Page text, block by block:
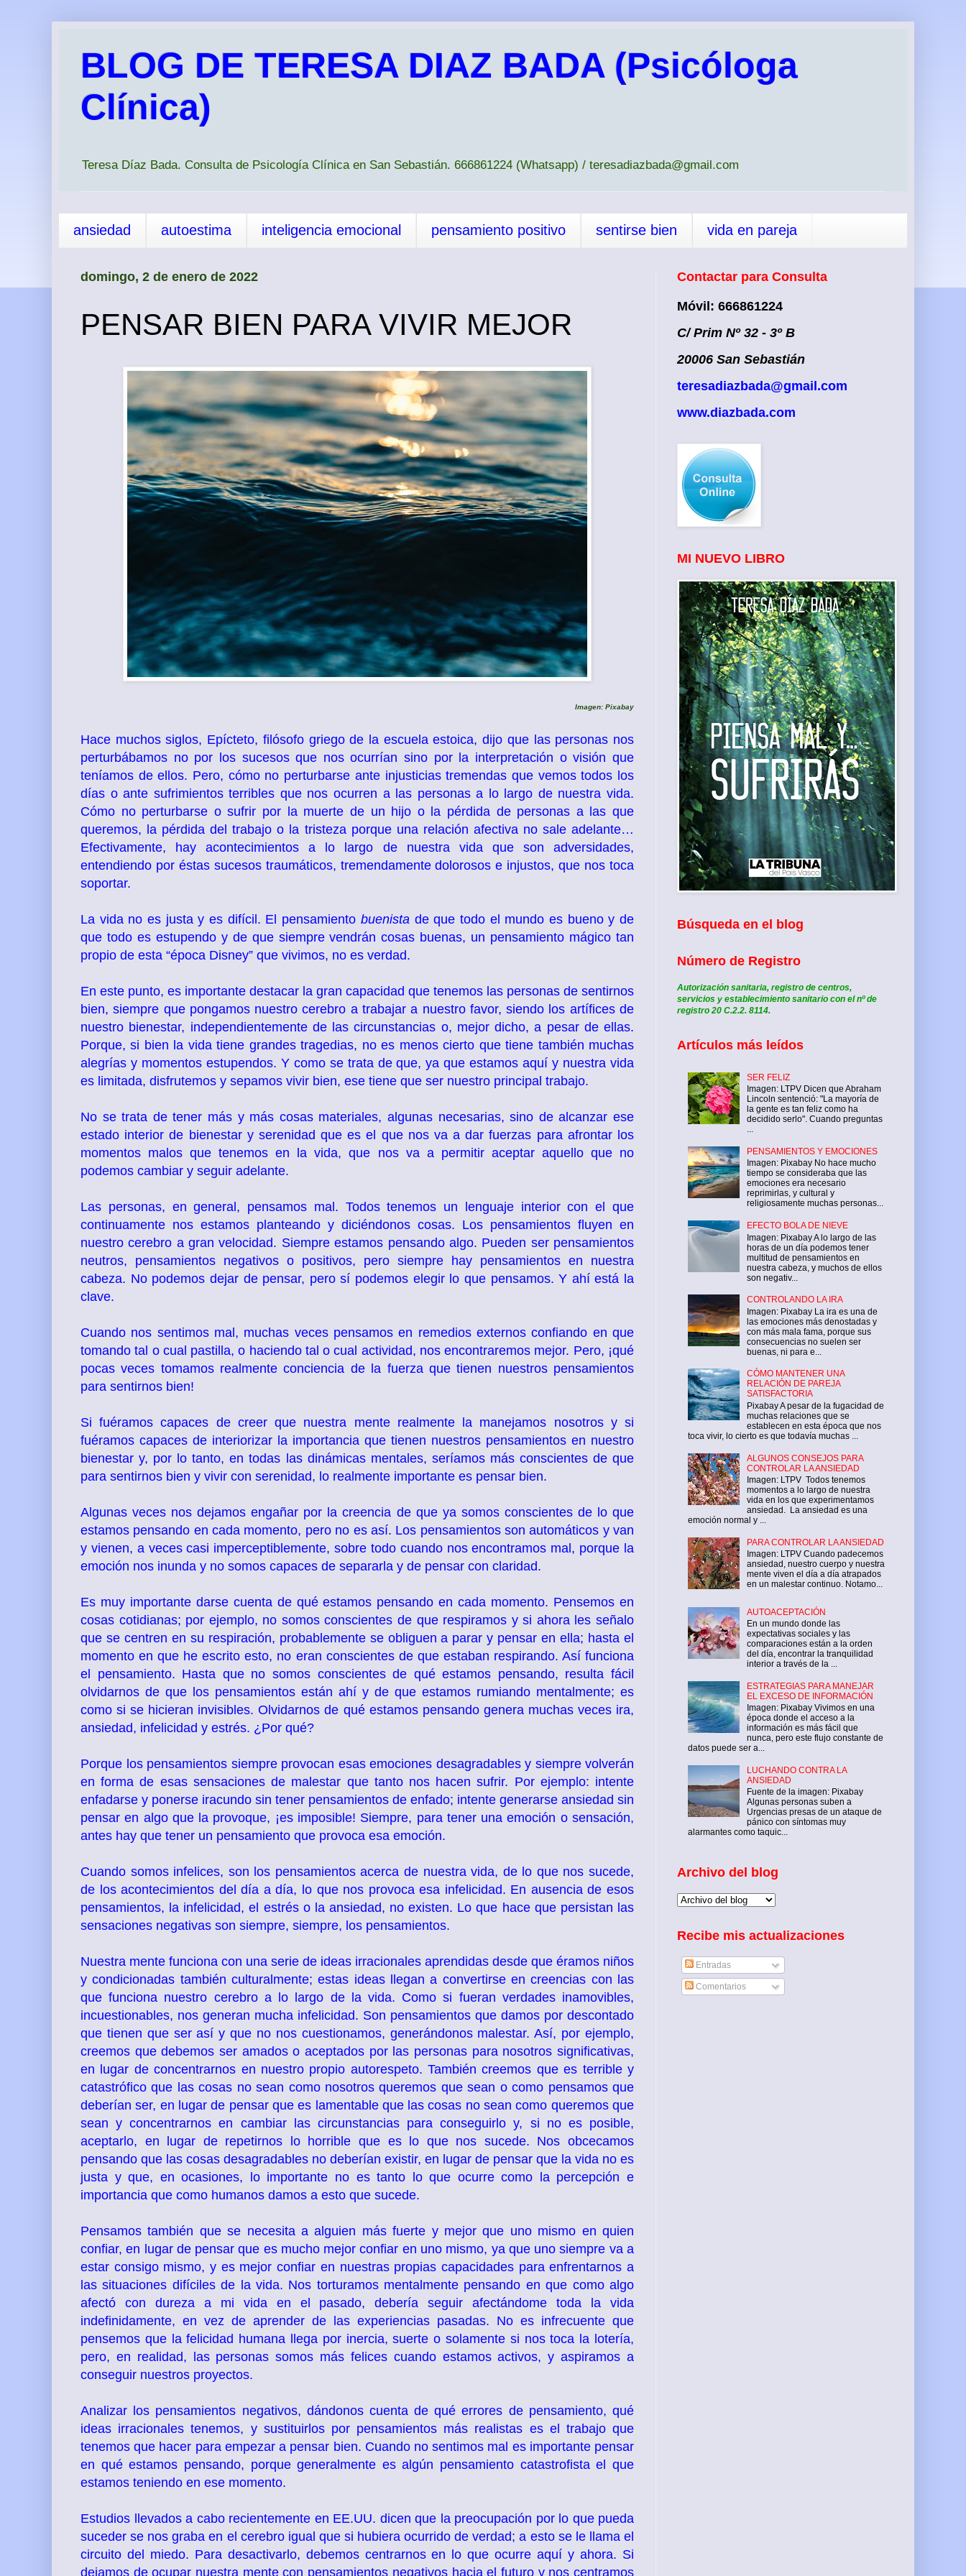
BLOG DE TERESA DIAZ BADA (Psicóloga
Clínica)
Teresa Díaz Bada. Consulta de Psicología Clínica en San Sebastián. 666861224 (Whatsapp) / teresadiazbada@gmail.com
ansiedad autoestima inteligencia emocional pensamiento positivo sentirse bien vida en pareja
domingo, 2 de enero de 2022
PENSAR BIEN PARA VIVIR MEJOR
Imagen: Pixabay
Hace muchos siglos, Epícteto, filósofo griego de la escuela estoica, dijo que las personas nos
perturbábamos no por los sucesos que nos ocurrían sino por la interpretación o visión que
teníamos de ellos. Pero, cómo no perturbarse ante injusticias tremendas que vemos todos los
días o ante sufrimientos terribles que nos ocurren a las personas a lo largo de nuestra vida.
Cómo no perturbarse o sufrir por la muerte de un hijo o la pérdida de personas a las que
queremos, la pérdida del trabajo o la tristeza porque una relación afectiva no sale adelante…
Efectivamente, hay acontecimientos a lo largo de nuestra vida que son adversidades,
entendiendo por éstas sucesos traumáticos, tremendamente dolorosos e injustos, que nos toca
soportar.
La vida no es justa y es difícil. El pensamiento buenistade que todo el mundo es bueno y de
que todo es estupendo y de que siempre vendrán cosas buenas, un pensamiento mágico tan
propio de esta “época Disney” que vivimos, no es verdad.
En este punto, es importante destacar la gran capacidad que tenemos las personas de sentirnos
bien, siempre que pongamos nuestro cerebro a trabajar a nuestro favor, siendo los artífices de
nuestro bienestar, independientemente de las circunstancias o, mejor dicho, a pesar de ellas.
Porque, si bien la vida tiene grandes tragedias, no es menos cierto que tiene también muchas
alegrías y momentos estupendos. Y como se trata de que, ya que estamos aquí y nuestra vida
es limitada, disfrutemos y sepamos vivir bien, ese tiene que ser nuestro principal trabajo.
No se trata de tener más y más cosas materiales, algunas necesarias, sino de alcanzar ese
estado interior de bienestar y serenidad que es el que nos va a dar fuerzas para afrontar los
momentos malos que tenemos en la vida, que nos va a permitir aceptar aquello que no
podemos cambiar y seguir adelante.
Las personas, en general, pensamos mal. Todos tenemos un lenguaje interior con el que
continuamente nos estamos planteando y diciéndonos cosas. Los pensamientos fluyen en
nuestro cerebro a gran velocidad. Siempre estamos pensando algo. Pueden ser pensamientos
neutros, pensamientos negativos o positivos, pero siempre hay pensamientos en nuestra
cabeza. No podemos dejar de pensar, pero sí podemos elegir lo que pensamos. Y ahí está la
clave.
Cuando nos sentimos mal, muchas veces pensamos en remedios externos confiando en que
tomando tal o cual pastilla, o haciendo tal o cual actividad, nos encontraremos mejor. Pero, ¡qué
pocas veces tomamos realmente conciencia de la fuerza que tienen nuestros pensamientos
para sentirnos bien!
Si fuéramos capaces de creer que nuestra mente realmente la manejamos nosotros y si
fuéramos capaces de interiorizar la importancia que tienen nuestros pensamientos en nuestro
bienestar y, por lo tanto, en todas las dinámicas mentales, seríamos más conscientes de que
para sentirnos bien y vivir con serenidad, lo realmente importante es pensar bien.
Algunas veces nos dejamos engañar por la creencia de que ya somos conscientes de lo que
estamos pensando en cada momento, pero no es así. Los pensamientos son automáticos y van
y vienen, a veces casi imperceptiblemente, sobre todo cuando nos encontramos mal, porque la
emoción nos inunda y no somos capaces de separarla y de pensar con claridad.
Es muy importante darse cuenta de qué estamos pensando en cada momento. Pensemos en
cosas cotidianas; por ejemplo, no somos conscientes de que respiramos y si ahora les señalo
que se centren en su respiración, probablemente se obliguen a parar y pensar en ella; hasta el
momento en que he escrito esto, no eran conscientes de que estaban respirando. Así funciona
el pensamiento. Hasta que no somos conscientes de qué estamos pensando, resulta fácil
olvidarnos de que los pensamientos están ahí y de que estamos rumiando mentalmente; es
como si se hicieran invisibles. Olvidarnos de qué estamos pensando genera muchas veces ira,
ansiedad, infelicidad y estrés. ¿Por qué?
Porque los pensamientos siempre provocan esas emociones desagradables y siempre volverán
en forma de esas sensaciones de malestar que tanto nos hacen sufrir. Por ejemplo: intente
enfadarse y ponerse iracundo sin tener pensamientos de enfado; intente generarse ansiedad sin
pensar en algo que la provoque, ¡es imposible! Siempre, para tener una emoción o sensación,
antes hay que tener un pensamiento que provoca esa emoción.
Cuando somos infelices, son los pensamientos acerca de nuestra vida, de lo que nos sucede,
de los acontecimientos del día a día, lo que nos provoca esa infelicidad. En ausencia de esos
pensamientos, la infelicidad, el estrés o la ansiedad, no existen. Lo que hace que persistan las
sensaciones negativas son siempre, siempre, los pensamientos.
Nuestra mente funciona con una serie de ideas irracionales aprendidas desde que éramos niños
y condicionadas también culturalmente; estas ideas llegan a convertirse en creencias con las
que funciona nuestro cerebro a lo largo de la vida. Como si fueran verdades inamovibles,
incuestionables, nos generan mucha infelicidad. Son pensamientos que damos por descontado
que tienen que ser así y que no nos cuestionamos, generándonos malestar. Así, por ejemplo,
creemos que debemos ser amados o aceptados por las personas para nosotros significativas,
en lugar de concentrarnos en nuestro propio autorespeto. También creemos que es terrible y
catastrófico que las cosas no sean como nosotros queremos que sean o como pensamos que
deberían ser, en lugar de pensar que es lamentable que las cosas no sean como queremos que
sean y concentrarnos en cambiar las circunstancias para conseguirlo y, si no es posible,
aceptarlo, en lugar de repetirnos lo horrible que es lo que nos sucede. Nos obcecamos
pensando que las cosas desagradables no deberían existir, en lugar de pensar que la vida no es
justa y que, en ocasiones, lo importante no es tanto lo que ocurre como la percepción e
importancia que como humanos damos a esto que sucede.
Pensamos también que se necesita a alguien más fuerte y mejor que uno mismo en quien
confiar, en lugar de pensar que es mucho mejor confiar en uno mismo, ya que uno siempre va a
estar consigo mismo, y es mejor confiar en nuestras propias capacidades para enfrentarnos a
las situaciones difíciles de la vida. Nos torturamos mentalmente pensando en que como algo
afectó con dureza a mi vida en el pasado, debería seguir afectándome toda la vida
indefinidamente, en vez de aprender de las experiencias pasadas. No es infrecuente que
pensemos que la felicidad humana llega por inercia, suerte o solamente si nos toca la lotería,
pero, en realidad, las personas somos más felices cuando estamos activos, y aspiramos a
conseguir nuestros proyectos.
Analizar los pensamientos negativos, dándonos cuenta de qué errores de pensamiento, qué
ideas irracionales tenemos, y sustituirlos por pensamientos más realistas es el trabajo que
tenemos que hacer para empezar a pensar bien. Cuando no sentimos mal es importante pensar
en qué estamos pensando, porque generalmente es algún pensamiento catastrofista el que
estamos teniendo en ese momento.
Estudios llevados a cabo recientemente en EE.UU. dicen que la preocupación por lo que pueda
suceder se nos graba en el cerebro igual que si hubiera ocurrido de verdad; a esto se le llama el
circuito del miedo. Para desactivarlo, debemos centrarnos en lo que ocurre aquí y ahora. Si
dejamos de ocupar nuestra mente con pensamientos negativos hacia el futuro y nos centramos
Contactar para Consulta
Móvil: 666861224
C/ Prim Nº 32 - 3º B
20006 San Sebastián
teresadiazbada@gmail.com
www.diazbada.com
MI NUEVO LIBRO
Búsqueda en el blog
Número de Registro
Autorización sanitaria, registro de centros,
servicios y establecimiento sanitario con el nº de
registro 20 C.2.2. 8114.
Artículos más leídos
SER FELIZ
Imagen: LTPV Dicen que Abraham
Lincoln sentenció: "La mayoría de
la gente es tan feliz como ha
decidido serlo". Cuando preguntas
...
PENSAMIENTOS Y EMOCIONES
Imagen: Pixabay No hace mucho
tiempo se consideraba que las
emociones era necesario
reprimirlas, y cultural y
religiosamente muchas personas...
EFECTO BOLA DE NIEVE
Imagen: Pixabay A lo largo de las
horas de un día podemos tener
multitud de pensamientos en
nuestra cabeza, y muchos de ellos
son negativ...
CONTROLANDO LA IRA
Imagen: Pixabay La ira es una de
las emociones más denostadas y
con más mala fama, porque sus
consecuencias no suelen ser
buenas, ni para e...
CÓMO MANTENER UNA
RELACIÓN DE PAREJA
SATISFACTORIA
Pixabay A pesar de la fugacidad de
muchas relaciones que se
establecen en esta época que nos
toca vivir, lo cierto es que todavía muchas ...
ALGUNOS CONSEJOS PARA
CONTROLAR LA ANSIEDAD
Imagen: LTPV Todos tenemos
momentos a lo largo de nuestra
vida en los que experimentamos
ansiedad. La ansiedad es una
emoción normal y ...
PARA CONTROLAR LA ANSIEDAD
Imagen: LTPV Cuando padecemos
ansiedad, nuestro cuerpo y nuestra
mente viven el día a día atrapados
en un malestar continuo. Notamo...
AUTOACEPTACIÓN
En un mundo donde las
expectativas sociales y las
comparaciones están a la orden
del día, encontrar la tranquilidad
interior a través de la ...
ESTRATEGIAS PARA MANEJAR
EL EXCESO DE INFORMACIÓN
Imagen: Pixabay Vivimos en una
época donde el acceso a la
información es más fácil que
nunca, pero este flujo constante de
datos puede ser a...
LUCHANDO CONTRA LA
ANSIEDAD
Fuente de la imagen: Pixabay
Algunas personas suben a
Urgencias presas de un ataque de
pánico con síntomas muy
alarmantes como taquic...
Archivo del blog
Recibe mis actualizaciones
Entradas
Comentarios